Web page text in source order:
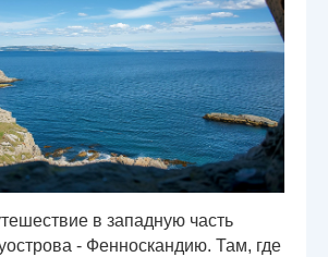
в западную часть
- Фенноскандию. Там, где